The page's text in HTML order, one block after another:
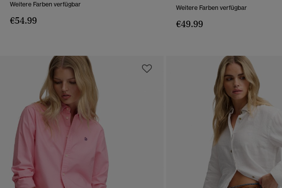
Weitere Farben verfügbar
€54.99
Weitere Farben verfügbar
€49.99